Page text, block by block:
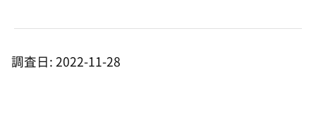
調査日: 2022-11-28